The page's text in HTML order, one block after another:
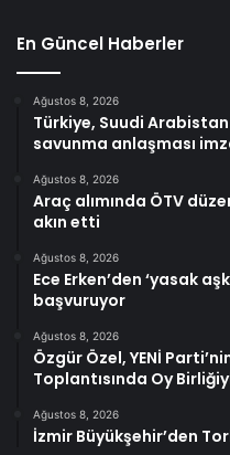
En Güncel Haberler
Ağustos 8, 2026
Türkiye, Suudi
savunma anlaşması
Ağustos 8, 2026
Araç alımında ÖTV
akın etti
Ağustos 8, 2026
Ece Erken’den ‘yasak
başvuruyor
Ağustos 8, 2026
Özgür Özel, YENİ
Toplantısında Oy
Ağustos 8, 2026
İzmir Büyükşehir’den